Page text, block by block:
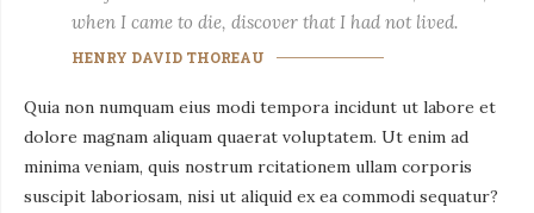
when I came to die, discover that I had not lived.
HENRY DAVID THOREAU
Quia non numquam eius modi tempora incidunt ut labore et
dolore magnam aliquam quaerat voluptatem. Ut enim ad
minima veniam, quis nostrum rcitationem ullam corporis
suscipit laboriosam, nisi ut aliquid ex ea commodi sequatur?